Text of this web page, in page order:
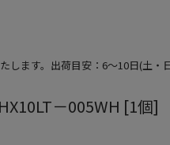
します。出荷目安：6～10日(土・
－005WH [1個]